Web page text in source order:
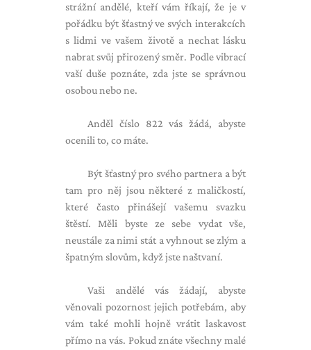
strážní andělé, kteří vám říkají, že je v
pořádku být šťastný ve svých interakcích
s lidmi ve vašem životě a nechat lásku
nabrat svůj přirozený směr. Podle vibrací
vaší duše poznáte, zda jste se správnou
osobou nebo ne.
Anděl číslo 822 vás žádá, abyste
ocenili to, co máte.
Být šťastný pro svého partnera a být
tam pro něj jsou některé z maličkostí,
které často přinášejí vašemu svazku
štěstí. Měli byste ze sebe vydat vše,
neustále za nimi stát a vyhnout se zlým a
špatným slovům, když jste naštvaní.
Vaši andělé vás žádají, abyste
věnovali pozornost jejich potřebám, aby
vám také mohli hojně vrátit laskavost
přímo na vás. Pokud znáte všechny malé